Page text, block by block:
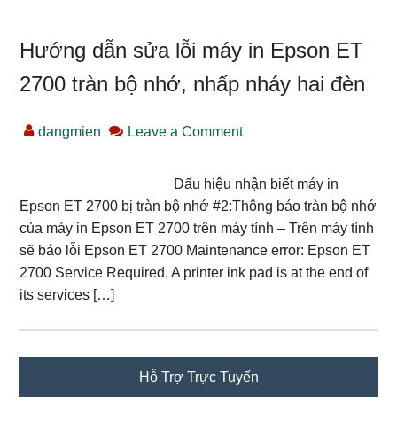
Hướng dẫn sửa lỗi máy in Epson ET
2700 tràn bộ nhớ, nhấp nháy hai đèn
dangmien Leave a Comment
Dấu hiệu nhận biết máy in
Epson ET 2700 bị tràn bộ nhớ #2:Thông báo tràn bộ nhớ
của máy in Epson ET 2700 trên máy tính – Trên máy tính
sẽ báo lỗi Epson ET 2700 Maintenance error: Epson ET
2700 Service Required, A printer ink pad is at the end of
its services […]
Hỗ Trợ Trực Tuyến